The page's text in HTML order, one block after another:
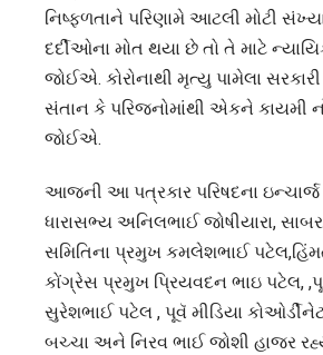
નિષ્ફળતાને પરિણામે આટલી મોટી
દર્દીઓના મોત થયા છે તો તે માટે
જોઈએ. કોરોનાથી મૃત્યુ પામેલા
સંતાન કે પરિજનોમાંથી એકને કાયમી
જોઈએ.
આજની આ પત્રકાર પરિષદના ઇન્ચાર્જ
ધારાસભ્ય અનિલભાઈ જોષીયારા,
સમિતિના પ્રમુખ કમલેશભાઈ
કોંગ્રેસ પ્રમુખ પ્રિયવદન ભાઇ પટેલ,
સુરેશભાઈ પટેલ , પૂવૅ મીડિયા
બચ્ચા અને નિરવ ભાઈ જોશી હાજર